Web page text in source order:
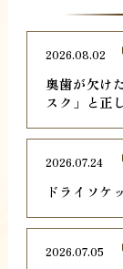
奥歯が欠け
スク」と正
2026.08.02
ドライソケ
2026.07.24
2026.07.05